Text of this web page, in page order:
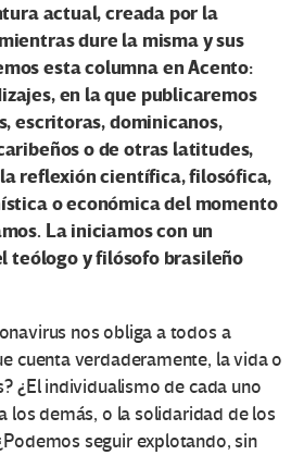
actual, creada por la
dure la misma y sus
esta columna en Acento:
en la que publicaremos
escritoras, dominicanos,
o de otras latitudes,
reflexión científica, filosófica,
o económica del momento
La iniciamos con un
teólogo y filósofo brasileño
nos obliga a todos a
cuenta verdaderamente, la vida o
¿El individualismo de cada uno
los demás, o la solidaridad de los
seguir explotando, sin